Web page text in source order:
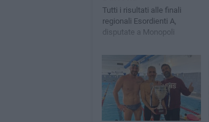
Tutti i risultati alle finali
regionali Esordienti A,
disputate a Monopoli